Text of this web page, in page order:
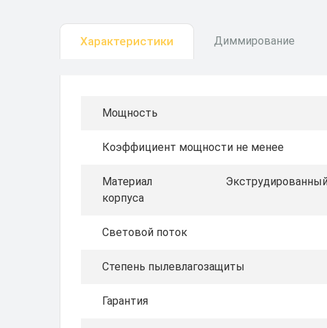
Характеристики Диммирование
Мощность
Коэффициент мощности не менее
Материал
корпуса
Световой поток
Степень пылевлагозащиты
Гарантия